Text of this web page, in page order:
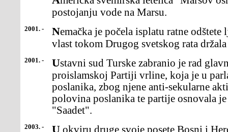
postojanju vode na Marsu.
2001. - Nemačka je počela isplatu ratne odštete ljudima koje je nacistička
vlast tokom Drugog svetskog rata
2001. - Ustavni sud Turske zabranio je rad glavnoj opozicionoj
proislamskoj Partiji vrline, koja je u
poslanika, zbog njene anti-sekularne
polovina poslanika te partije osnovala
"Saadet".
2003. - U okviru druge svoje posete Bosni i Hercegovini poglavar